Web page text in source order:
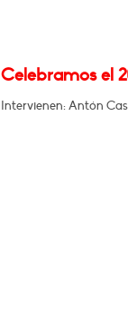
Celebramos el
Intervienen: Antón